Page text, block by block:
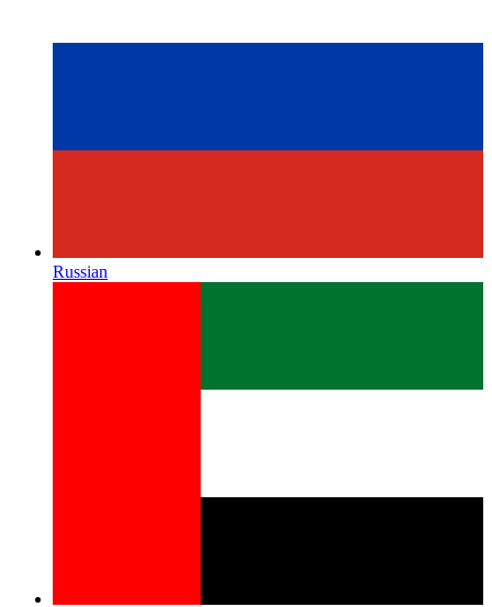
Russian